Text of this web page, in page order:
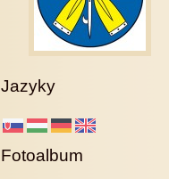
Jazyky
Fotoalbum